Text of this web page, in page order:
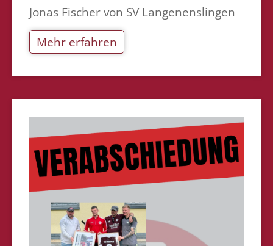
Jonas Fischer von SV Langenenslingen
Mehr erfahren